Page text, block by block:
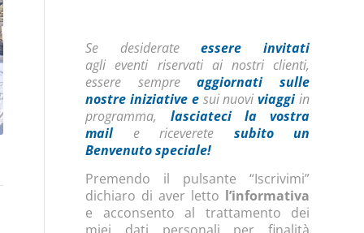
Se desiderateessere invitati
agli eventi riservati ai nostri clienti,
essere sempreaggiornati sulle
nostre iniziative esui nuoviviaggi in
programma, lasciateci la vostra
mail e riceverete subito un
Benvenuto speciale!
Premendo il pulsante “Iscrivimi”
dichiaro di aver letto l’informativa
e acconsento al trattamento dei